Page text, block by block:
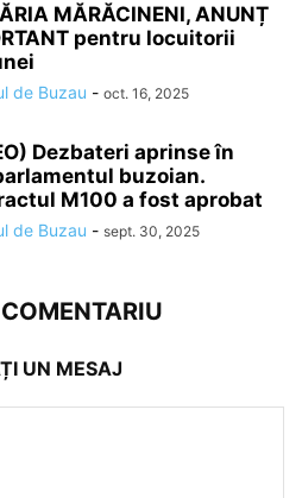
MĂRĂCINENI, ANUNȚ
pentru locuitorii
de Buzau - oct. 16, 2025
Dezbateri aprinse în
buzoian.
M100 a fost aprobat
de Buzau - sept. 30, 2025
UN MESAJ